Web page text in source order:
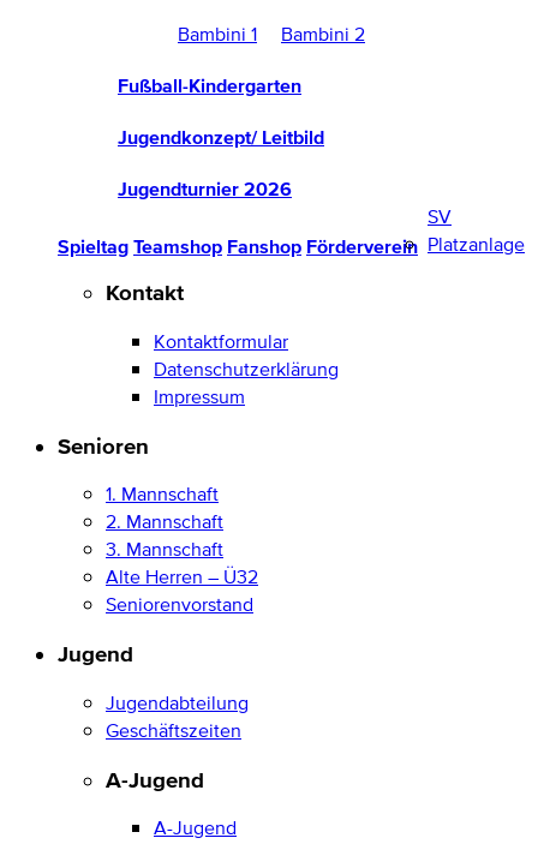
Bambini 1 Bambini 2
Fußball-Kindergarten
Jugendkonzept/ Leitbild
Jugendturnier 2026
Spieltag Teamshop Fanshop Förderverein
SV
Platzanlage
Kontakt
Kontaktformular
Datenschutzerklärung
Impressum
Senioren
1. Mannschaft
2. Mannschaft
3. Mannschaft
Alte Herren – Ü32
Seniorenvorstand
Jugend
Jugendabteilung
Geschäftszeiten
A-Jugend
A-Jugend